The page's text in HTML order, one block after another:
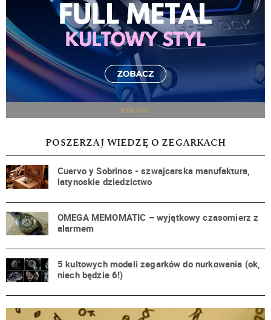
REKLAMA
POSZERZAJ WIEDZĘ O ZEGARKACH
Cuervo y Sobrinos - szwajcarska manufaktura,
latynoskie dziedzictwo
OMEGA MEMOMATIC – wyjątkowy czasomierz z
alarmem
5 kultowych modeli zegarków do nurkowania (ok,
niech będzie 6!)